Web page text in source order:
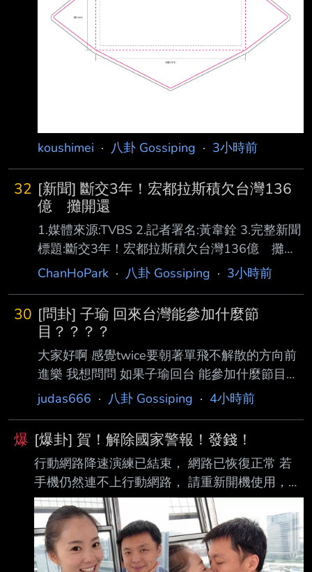
三篇之內 本看板嚴格禁止政治問卦發文問卦前
請先仔細閱讀相關板規 未滿30繁體中文字水桶1
個月 未滿20繁體中文字水桶2個月
koushimei · 八卦 Gossiping · 3小時前
32 [新聞] 斷交3年！宏都拉斯積欠台灣136
億 攤開還
1.媒體來源:TVBS 2.記者署名:黃韋銓 3.完整新聞
標題:斷交3年！宏都拉斯積欠台灣136億 攤開
還款細節竟「只還6％」 4.完整新聞內文: 宏都拉
當時宏媒披露仍積欠台灣約4.491億 美元（約台
幣145億）債務，經媒體比對該國財政部公布近
3年對台債務變化，發現截至 2026年3月底仍積
欠4.225億美元（約台幣136億），僅還款5.9％
至6％左右。 外媒《La Prensa》2023年4月曾
報導，宏都拉斯對台灣斷交當月仍有6筆對台貸
款尚未清 償，總額達
ChanHoPark · 八卦 Gossiping · 3小時前
30 [問卦] 子瑜 回來台灣能參加什麼節
目？？？？
大家好啊 感覺twice要朝著單飛不解散的方向前
進樂 我想問問 如果子瑜回台 能參加什麼節目？
女人我最大？綜藝大集合？型男大主廚？ --
judas666 · 八卦 Gossiping · 4小時前
爆 [爆卦] 賀！解除國家警報！發錢！
行動網路降速演練已結束， 網路已恢復正常 若
手機仍然連不上行動網路， 請重新開機使用，謝
謝合作 本次演練順利結束！
http://imgur.com/javRwmo 說出本次演練心得，
每推20p --